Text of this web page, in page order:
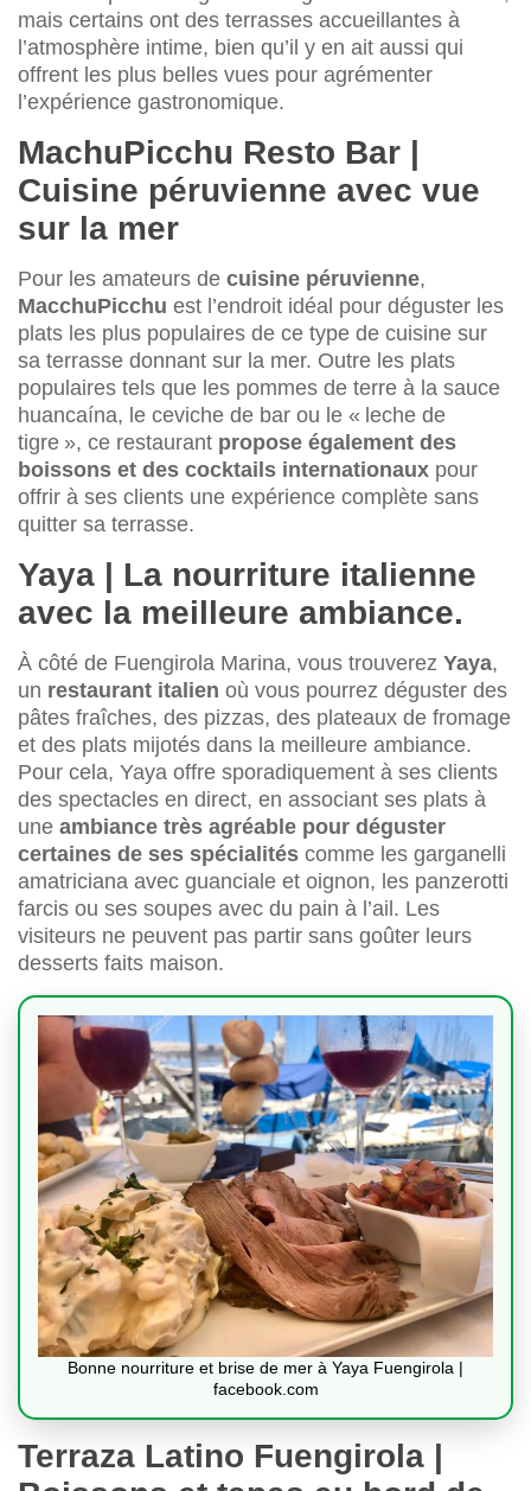
mais certains ont des terrasses accueillantes à
l’atmosphère intime, bien qu’il y en ait aussi qui
offrent les plus belles vues pour agrémenter
l’expérience gastronomique.
MachuPicchu Resto Bar |
Cuisine péruvienne avec vue
sur la mer
Pour les amateurs de cuisine péruvienne,
MacchuPicchu est l’endroit idéal pour déguster les
plats les plus populaires de ce type de cuisine sur
sa terrasse donnant sur la mer. Outre les plats
populaires tels que les pommes de terre à la sauce
huancaína, le ceviche de bar ou le « leche de
tigre », ce restaurant propose également des
boissons et des cocktails internationaux pour
offrir à ses clients une expérience complète sans
quitter sa terrasse.
Yaya | La nourriture italienne
avec la meilleure ambiance.
À côté de Fuengirola Marina, vous trouverez Yaya,
un restaurant italien où vous pourrez déguster des
pâtes fraîches, des pizzas, des plateaux de fromage
et des plats mijotés dans la meilleure ambiance.
Pour cela, Yaya offre sporadiquement à ses clients
des spectacles en direct, en associant ses plats à
une ambiance très agréable pour déguster
certaines de ses spécialités comme les garganelli
amatriciana avec guanciale et oignon, les panzerotti
farcis ou ses soupes avec du pain à l’ail. Les
visiteurs ne peuvent pas partir sans goûter leurs
desserts faits maison.
Bonne nourriture et brise de mer à Yaya Fuengirola |
facebook.com
Terraza Latino Fuengirola |